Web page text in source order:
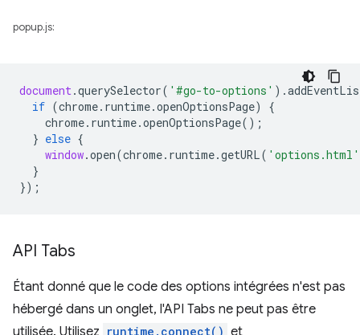
popup.js:
document .querySelector( '#go-to-options' ).
if (chrome. runtime.openOptionsPage)
{
chrome. runtime.openOptionsPage();
} else {
window.open(chrome. runtime.getURL( 'options.html'
}
});
API Tabs
Étant donné que le code des options intégrées n'est pas
hébergé dans un onglet, l'API Tabs ne peut pas être
utilisée. Utilisez runtime.connect() et